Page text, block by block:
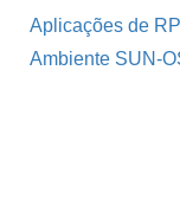
Aplicações de
Ambiente SUN-